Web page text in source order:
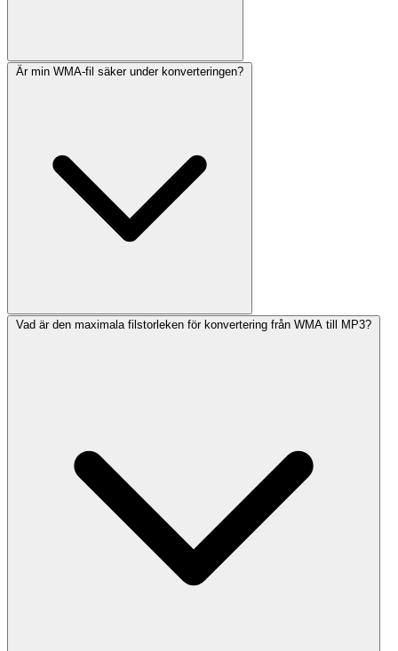
Är min WMA-fil säker under konverteringen?
Vad är den maximala filstorleken för konvertering från WMA till MP3?